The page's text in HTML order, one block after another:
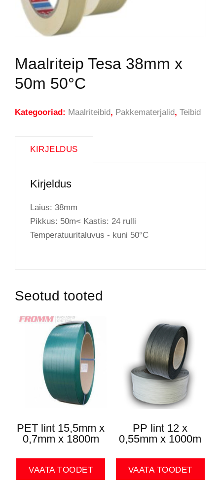
Maalriteip Tesa 38mm x
50m 50°C
Kategooriad: Maalriteibid, Pakkematerjalid, Teibid
KIRJELDUS
Kirjeldus
Laius: 38mm
Pikkus: 50m< Kastis: 24 rulli
Temperatuuritaluvus - kuni 50°C
Seotud tooted
PET lint 15,5mm x
0,7mm x 1800m
VAATA TOODET
PP lint 12 x
0,55mm x 1000m
VAATA TOODET